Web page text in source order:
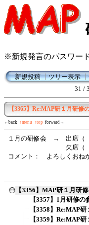
※新規発言のパスワー
新規投稿┃ツリー表示┃
31 /
【3365】Re:MAP研１月研修
←back ↑menu ↑top forward→
１月の研修会 → 出席
欠席（
コメント： よろしくおね
【3356】MAP研１月研
【3357】1月研修の
【3358】Re:MAP
【3359】Re:MAP